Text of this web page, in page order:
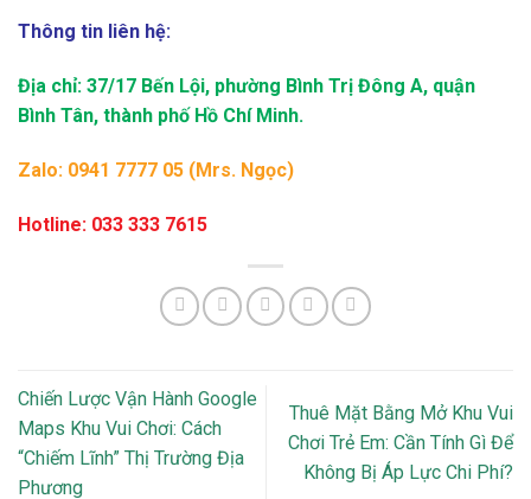
Thông tin liên hệ:
Địa chỉ: 37/17 Bến Lội, phường Bình Trị Đông A, quận
Bình Tân, thành phố Hồ Chí Minh.
Zalo: 0941 7777 05 (Mrs. Ngọc)
Hotline: 033 333 7615
Chiến Lược Vận Hành Google
Maps Khu Vui Chơi: Cách
“Chiếm Lĩnh” Thị Trường Địa
Phương
Thuê Mặt Bằng Mở Khu Vui
Chơi Trẻ Em: Cần Tính Gì Để
Không Bị Áp Lực Chi Phí?